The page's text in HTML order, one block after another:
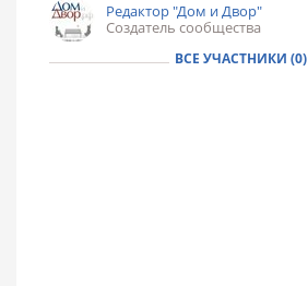
Редактор "Дом и Двор"
Создатель сообщества
ВСЕ УЧАСТНИКИ (0)